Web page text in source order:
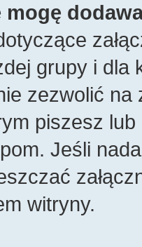
grupy i dla
zezwolić
piszesz lub
Jeśli
witryny.